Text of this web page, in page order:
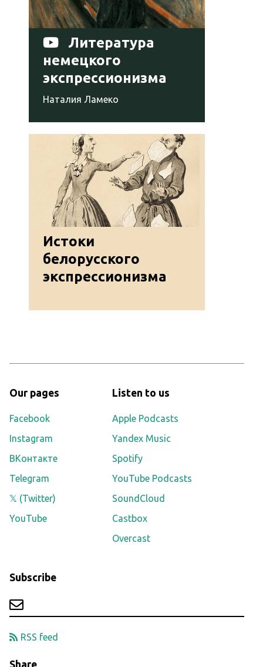
Литература
немецкого
экспрессионизма
Наталия Ламеко
Истоки
белорусского
экспрессионизма
Our pages
Facebook
Instagram
ВКонтакте
Telegram
𝕏 (Twitter)
YouTube
Listen to us
Apple Podcasts
Yandex Music
Spotify
YouTube Podcasts
SoundCloud
Castbox
Overcast
Subscribe
RSS feed
Share